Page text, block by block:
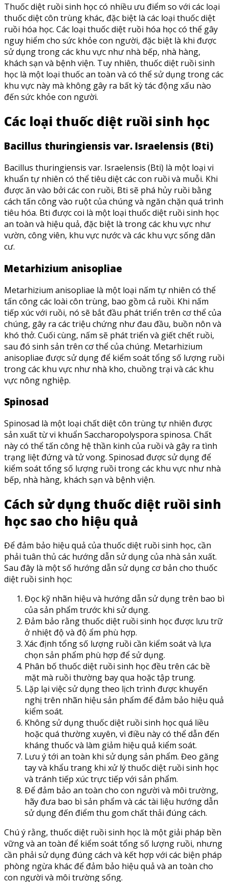
Thuốc diệt ruồi sinh học có nhiều ưu điểm so với các loại
thuốc diệt côn trùng khác, đặc biệt là các loại thuốc diệt
ruồi hóa học. Các loại thuốc diệt ruồi hóa học có thể gây
nguy hiểm cho sức khỏe con người, đặc biệt là khi được
sử dụng trong các khu vực như nhà bếp, nhà hàng,
khách sạn và bệnh viện. Tuy nhiên, thuốc diệt ruồi sinh
học là một loại thuốc an toàn và có thể sử dụng trong các
khu vực này mà không gây ra bất kỳ tác động xấu nào
đến sức khỏe con người.
Các loại thuốc diệt ruồi sinh học
Bacillus thuringiensis var. Israelensis (Bti)
Bacillus thuringiensis var. Israelensis (Bti) là một loại vi
khuẩn tự nhiên có thể tiêu diệt các con ruồi và muỗi. Khi
được ăn vào bởi các con ruồi, Bti sẽ phá hủy ruồi bằng
cách tấn công vào ruột của chúng và ngăn chặn quá trình
tiêu hóa. Bti được coi là một loại thuốc diệt ruồi sinh học
an toàn và hiệu quả, đặc biệt là trong các khu vực như
vườn, công viên, khu vực nước và các khu vực sống dân
cư.
Metarhizium anisopliae
Metarhizium anisopliae là một loại nấm tự nhiên có thể
tấn công các loài côn trùng, bao gồm cả ruồi. Khi nấm
tiếp xúc với ruồi, nó sẽ bắt đầu phát triển trên cơ thể của
chúng, gây ra các triệu chứng như đau đầu, buồn nôn và
khó thở. Cuối cùng, nấm sẽ phát triển và giết chết ruồi,
sau đó sinh sản trên cơ thể của chúng. Metarhizium
anisopliae được sử dụng để kiểm soát tổng số lượng ruồi
trong các khu vực như nhà kho, chuồng trại và các khu
vực nông nghiệp.
Spinosad
Spinosad là một loại chất diệt côn trùng tự nhiên được
sản xuất từ vi khuẩn Saccharopolyspora spinosa. Chất
này có thể tấn công hệ thần kinh của ruồi và gây ra tình
trạng liệt đứng và tử vong. Spinosad được sử dụng để
kiểm soát tổng số lượng ruồi trong các khu vực như nhà
bếp, nhà hàng, khách sạn và bệnh viện.
Cách sử dụng thuốc diệt ruồi sinh
học sao cho hiệu quả
Để đảm bảo hiệu quả của thuốc diệt ruồi sinh học, cần
phải tuân thủ các hướng dẫn sử dụng của nhà sản xuất.
Sau đây là một số hướng dẫn sử dụng cơ bản cho thuốc
diệt ruồi sinh học:
Đọc kỹ nhãn hiệu và hướng dẫn sử dụng trên bao bì
của sản phẩm trước khi sử dụng.
Đảm bảo rằng thuốc diệt ruồi sinh học được lưu trữ
ở nhiệt độ và độ ẩm phù hợp.
Xác định tổng số lượng ruồi cần kiểm soát và lựa
chọn sản phẩm phù hợp để sử dụng.
Phân bố thuốc diệt ruồi sinh học đều trên các bề
mặt mà ruồi thường bay qua hoặc tập trung.
Lặp lại việc sử dụng theo lịch trình được khuyến
nghị trên nhãn hiệu sản phẩm để đảm bảo hiệu quả
kiểm soát.
Không sử dụng thuốc diệt ruồi sinh học quá liều
hoặc quá thường xuyên, vì điều này có thể dẫn đến
kháng thuốc và làm giảm hiệu quả kiểm soát.
Lưu ý tới an toàn khi sử dụng sản phẩm. Đeo găng
tay và khẩu trang khi xử lý thuốc diệt ruồi sinh học
và tránh tiếp xúc trực tiếp với sản phẩm.
Để đảm bảo an toàn cho con người và môi trường,
hãy đưa bao bì sản phẩm và các tài liệu hướng dẫn
sử dụng đến điểm thu gom chất thải đúng cách.
Chú ý rằng, thuốc diệt ruồi sinh học là một giải pháp bền
vững và an toàn để kiểm soát tổng số lượng ruồi, nhưng
cần phải sử dụng đúng cách và kết hợp với các biện pháp
phòng ngừa khác để đảm bảo hiệu quả và an toàn cho
con người và môi trường sống.